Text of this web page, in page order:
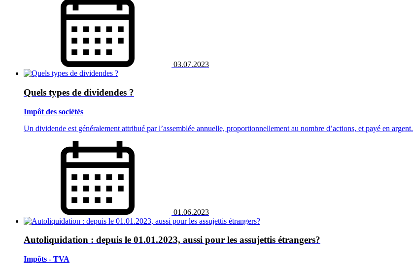
03.07.2023
Quels types de dividendes ?
Impôt des sociétés
Un dividende est généralement attribué par l’assemblée annuelle, proportionnellement au nombre d’actions, et payé en argent.
01.06.2023
Autoliquidation : depuis le 01.01.2023, aussi pour les assujettis étrangers?
Impôts - TVA